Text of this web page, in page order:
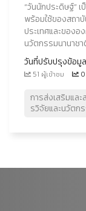
“วันนักประดิษฐ์”
พร้อมใช้ของสถา
ประเทศและของ
นวัตกรรมนานาชา
วันที่ปรับปรุงข้อมู
51 ผู้เข้าชม 0
การส่งเสริมแล
รวิจัยและนวัตก